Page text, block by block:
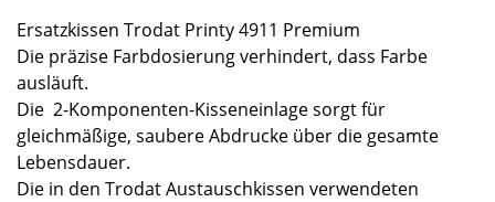
Ersatzkissen Trodat Printy 4911 Premium
Die präzise Farbdosierung verhindert, dass Farbe
ausläuft.
Die 2-Komponenten-Kisseneinlage sorgt für
gleichmäßige, saubere Abdrucke über die gesamte
Lebensdauer.
Die in den Trodat Austauschkissen verwendeten